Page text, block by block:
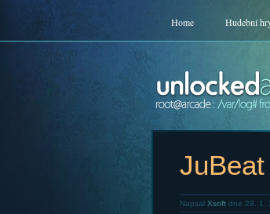
Home Hudební
Napsal Xsoftdne 28. 1.